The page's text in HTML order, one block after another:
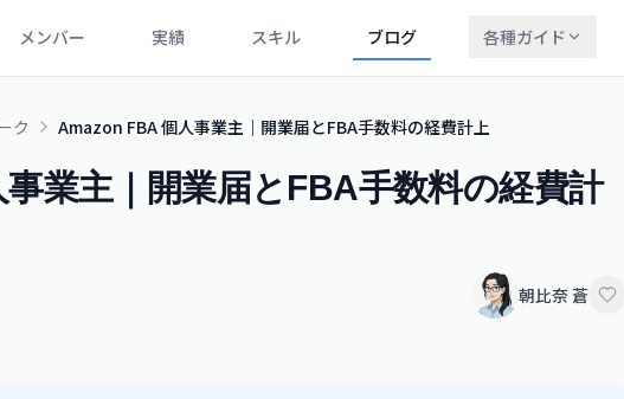
メンバー 実績 スキル ブログ 各種ガイド
ク Amazon FBA 個人事業主｜開業届とFBA手数料の経費計上
業主｜開業届とFBA手数料の経費計
朝比奈 蒼